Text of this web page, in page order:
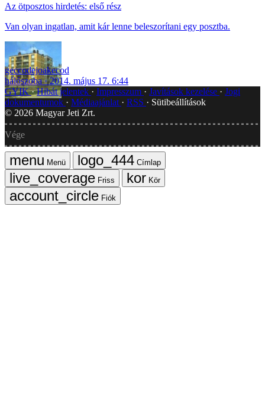
Az ötposztos hirdetés: első rész
Van olyan ingatlan, amit kár lenne beleszorítani egy posztba.
geccodejoakecod
hálószoba
2014. május 17. 6:44
GYIK Hibát jelentek Impresszum Javítások kezelése
Jogi
dokumentumok
Médiaajánlat RSS
Sütibeállítások
© 2026 Magyar Jeti Zrt.
Vége
Menü
Címlap
Friss
Kör
Fiók